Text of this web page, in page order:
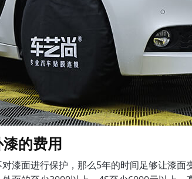
的费用
漆面进行保护，那么5年的时间足够让漆